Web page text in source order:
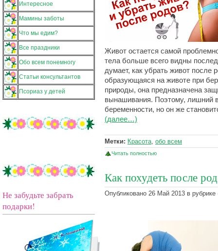
Интересное
Мамины заботы
Что мы едим?
Все праздники
Обо всем понемногу
Статьи консультантов
Псориаз у детей
Не забудьте забрать
подарки!
Живот остается самой
тела больше всего видны
думает, как убрать живот после
образующаяся на животе при
природы, она предназначена
вынашивания. Поэтому, лишний
беременности, но он же
(далее…)
Метки: Красота, обо всем
Читать полностью
Как похудеть после
Опубликовано 26 Май 2013 в рубрике